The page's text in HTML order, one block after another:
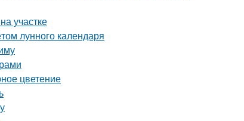
участке
лунного календаря
цветение